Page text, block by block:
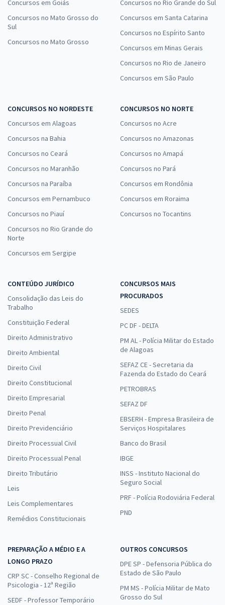
Concursos em Goiás
Concursos no Mato Grosso do
Sul
Concursos no Mato Grosso
Concursos no Rio Grande do Sul
Concursos em Santa Catarina
Concursos no Espírito Santo
Concursos em Minas Gerais
Concursos no Rio de Janeiro
Concursos em São Paulo
CONCURSOS NO NORDESTE
Concursos em Alagoas
Concursos na Bahia
Concursos no Ceará
Concursos no Maranhão
Concursos na Paraíba
Concursos em Pernambuco
Concursos no Piauí
Concursos no Rio Grande do
Norte
Concursos em Sergipe
CONCURSOS NO NORTE
Concursos no Acre
Concursos no Amazonas
Concursos no Amapá
Concursos no Pará
Concursos em Rondônia
Concursos em Roraima
Concursos no Tocantins
CONTEÚDO JURÍDICO
Consolidação das Leis do
Trabalho
Constituição Federal
Direito Administrativo
Direito Ambiental
Direito Civil
Direito Constitucional
Direito Empresarial
Direito Penal
Direito Previdenciário
Direito Processual Civil
Direito Processual Penal
Direito Tributário
Leis
Leis Complementares
Remédios Constitucionais
CONCURSOS MAIS
PROCURADOS
SEDES
PC DF - DELTA
PM AL - Polícia Militar do Estado
de Alagoas
SEFAZ CE - Secretaria da
Fazenda do Estado do Ceará
PETROBRAS
SEFAZ DF
EBSERH - Empresa Brasileira de
Serviços Hospitalares
Banco do Brasil
IBGE
INSS - Instituto Nacional do
Seguro Social
PRF - Polícia Rodoviária Federal
PND
PREPARAÇÃO A MÉDIO E A
LONGO PRAZO
CRP SC - Conselho Regional de
Psicologia - 12ª Região
SEDF - Professor Temporário
OUTROS CONCURSOS
DPE SP - Defensoria Pública do
Estado de São Paulo
PM MS - Polícia Militar de Mato
Grosso do Sul